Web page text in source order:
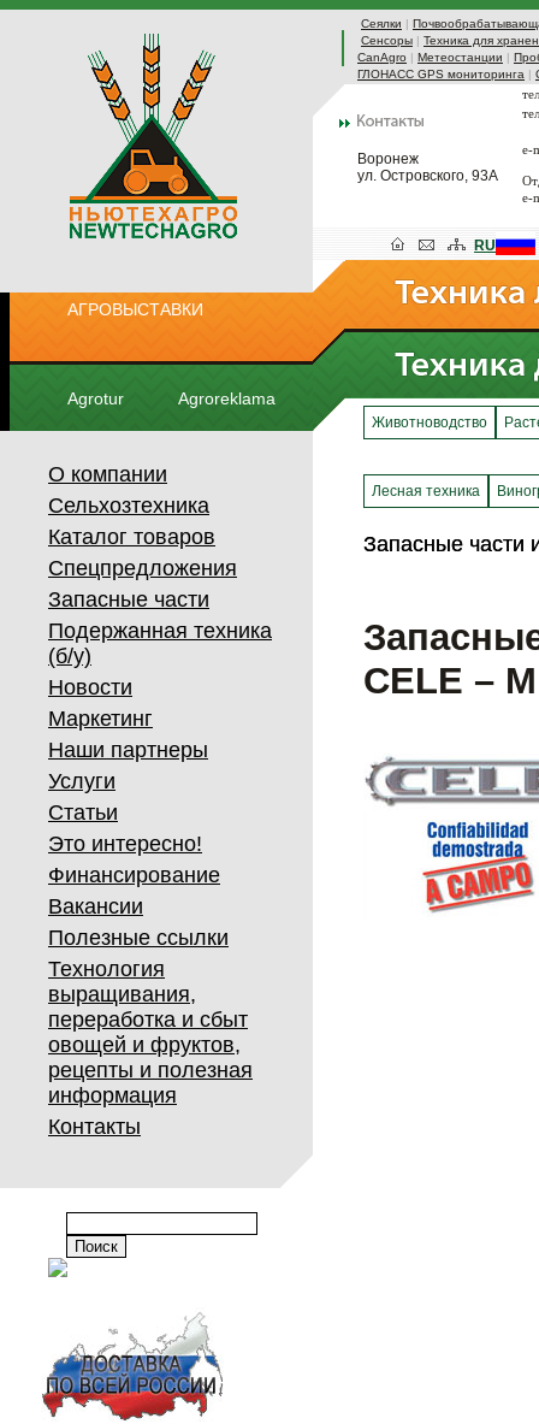
Сеялки |
Сенсоры | Техника для
CanAgro | Метеостанции |
ГЛОНАСС GPS мониторинга |
Воронеж
ул. Островского, 93А
e-
e-
АГРОВЫСТАВКИ
Agrotur Agroreklama
RU
О компании
Сельхозтехника
Каталог товаров
Спецпредложения
Запасные части
Подержанная техника
(б/у)
Новости
Маркетинг
Наши партнеры
Услуги
Статьи
Это интересно!
Финансирование
Вакансии
Полезные ссылки
Технология
выращивания,
переработка и сбыт
овощей и фруктов,
рецепты и полезная
информация
Контакты
Животноводство
Лесная техника
Запасные части
Запасные части
CELE –